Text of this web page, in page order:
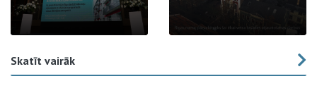
Skatīt vairāk